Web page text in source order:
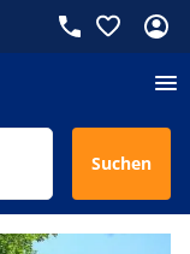
Suchen